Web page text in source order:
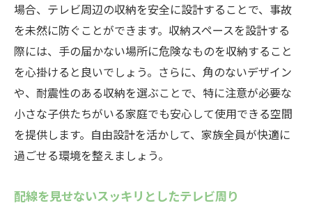
快適さを追求した収納の工夫
自由設計で叶えるテレビ廻りの整理整頓と美観
の両立
整理整頓の基本ルール
見せる収納と隠す収納のバランス
美観を保つ収納アイテムの選び方
収納スペースの無駄をなくす方法
収納を通じて得られる心地よい空間
場合、テレビ周辺の収納を安全に設計することで、事故
を未然に防ぐことができます。収納スペースを設計する
際には、手の届かない場所に危険なものを収納すること
を心掛けると良いでしょう。さらに、角のないデザイン
や、耐震性のある収納を選ぶことで、特に注意が必要な
小さな子供たちがいる家庭でも安心して使用できる空間
を提供します。自由設計を活かして、家族全員が快適に
過ごせる環境を整えましょう。
配線を見せないスッキリとしたテレビ周り